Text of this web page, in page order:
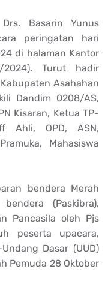
Basarin Yunus
peringatan hari
di halaman Kantor
2024). Turut hadir
Asahahan
Dandim 0208/AS,
Kisaran, Ketua TP-
Ahli, OPD, ASN,
Mahasiswa
bendera Merah
(Paskibra),
Pancasila oleh Pjs
peserta upacara,
Dasar (UUD)
Pemuda 28 Oktober